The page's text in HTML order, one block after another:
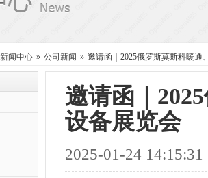
新闻中心 » 公司新闻 » 邀请函｜2025俄罗斯莫斯科暖通
邀请函｜
设备展览会
2025-01-24 14:15:31